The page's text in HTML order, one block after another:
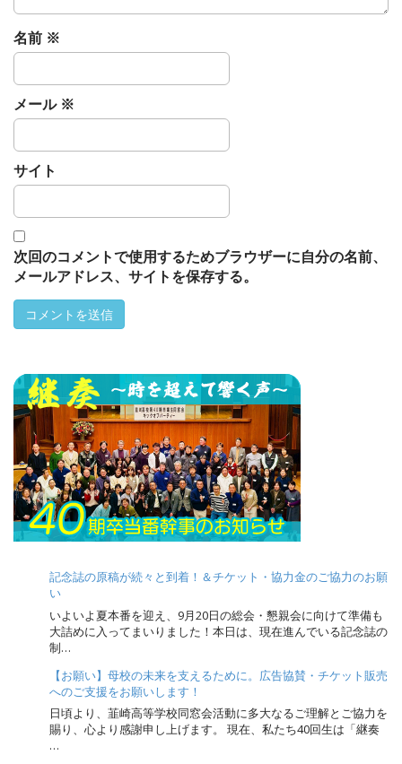
名前 ※
メール ※
サイト
次回のコメントで使用するためブラウザーに自分の名前、
メールアドレス、サイトを保存する。
記念誌の原稿が続々と到着！＆チケット・協力金のご協力のお願
い
いよいよ夏本番を迎え、9月20日の総会・懇親会に向けて準備も
大詰めに入ってまいりました！本日は、現在進んでいる記念誌の
制…
【お願い】母校の未来を支えるために。広告協賛・チケット販売
へのご支援をお願いします！
日頃より、韮崎高等学校同窓会活動に多大なるご理解とご協力を
賜り、心より感謝申し上げます。 現在、私たち40回生は「継奏
…